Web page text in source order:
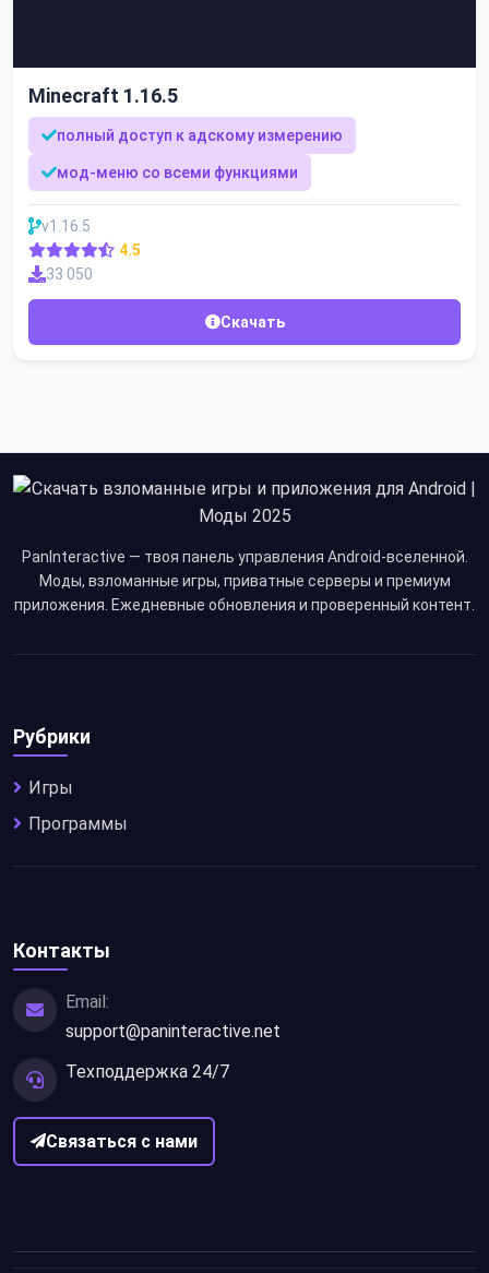
Minecraft 1.16.5
полный доступ к адскому измерению
мод-меню со всеми функциями
v1.16.5
4.5
33 050
Скачать
PanInteractive — твоя панель управления Android-вселенной.
Моды, взломанные игры, приватные серверы и премиум
приложения. Ежедневные обновления и проверенный контент.
Рубрики
Игры
Программы
Контакты
Email:
support@paninteractive.net
Техподдержка 24/7
Связаться с нами